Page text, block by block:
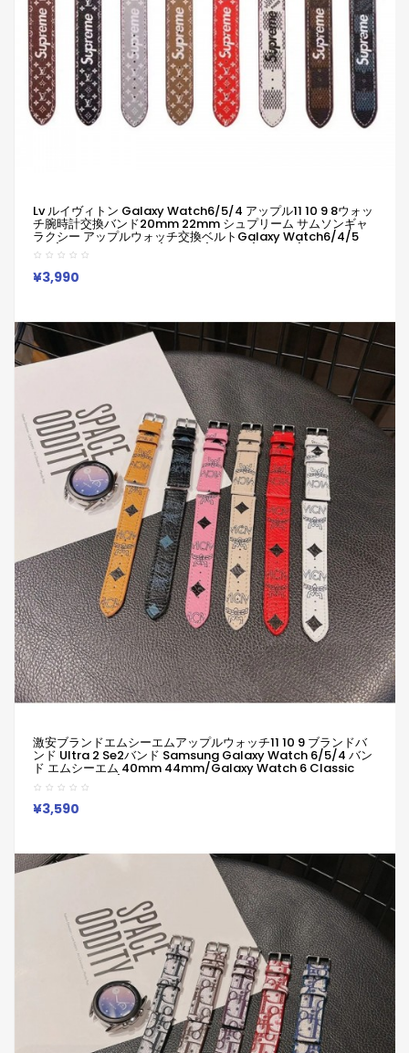
Lv ルイヴィトン Galaxy Watch6/5/4 アップル11 10 9 8ウォッ
チ腕時計交換バンド20mm 22mm シュプリーム サムソンギャ
ラクシー アップルウォッチ交換ベルトGalaxy Watch6/4/5
Pro/4 Classic 46mm/45mm/44mm/42mm/40mm適用
交換ベルト Galaxy/appleなどウォッチ対応
¥3,990
激安ブランドエムシーエムアップルウォッチ11 10 9 ブランドバ
ンド Ultra 2 Se2バンド Samsung Galaxy Watch 6/5/4 バン
ド エムシーエム 40mm 44mm/Galaxy Watch 6 Classic
43mm 47mm/5 Pro 45mm交換ベルト エムシーエム
Galaxy/appleなどウォッチ対応
¥3,590